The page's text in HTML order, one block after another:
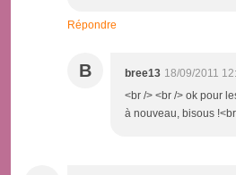
Répondre
B bree13 18/09/2011
<br /> <br /> ok pour
à nouveau, bisous